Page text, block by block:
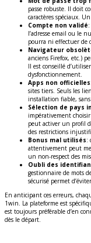
passe robuste. Il doit
caractères spéciaux.
Compte non validé
l’adresse email ou le
pourra ni effectuer de
Navigateur
anciens Firefox, etc.)
Il est conseillé
dysfonctionnement.
Apps non officielles
sites tiers. Seuls les
installation fiable,
Sélection de pays
impérativement choisir
peut activer un profil
des restrictions
Bonus mal utilisés:
attentivement peut
un non-respect des
Oubli des
gestionnaire de mots
sécurisé permet
En anticipant ces erreurs,
1win. La plateforme est
est toujours préférable d’en
dès le départ.